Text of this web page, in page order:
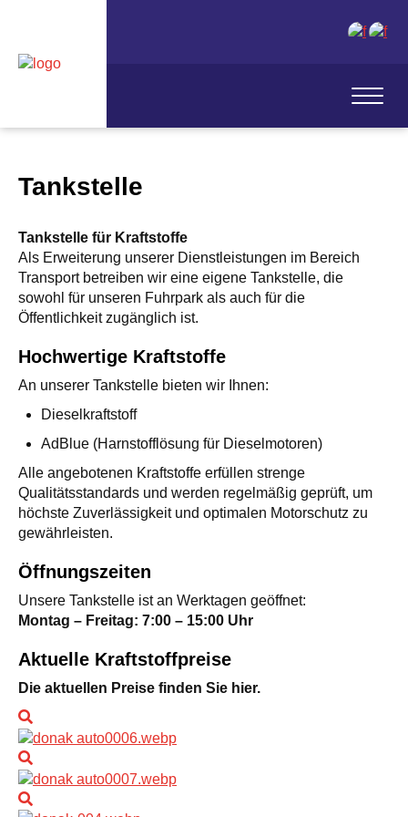
Tankstelle
Tankstelle für Kraftstoffe
Als Erweiterung unserer Dienstleistungen im Bereich
Transport betreiben wir eine eigene Tankstelle, die
sowohl für unseren Fuhrpark als auch für die
Öffentlichkeit zugänglich ist.
Hochwertige Kraftstoffe
An unserer Tankstelle bieten wir Ihnen:
Dieselkraftstoff
AdBlue (Harnstofflösung für Dieselmotoren)
Alle angebotenen Kraftstoffe erfüllen strenge
Qualitätsstandards und werden regelmäßig geprüft, um
höchste Zuverlässigkeit und optimalen Motorschutz zu
gewährleisten.
Öffnungszeiten
Unsere Tankstelle ist an Werktagen geöffnet:
Montag – Freitag: 7:00 – 15:00 Uhr
Aktuelle Kraftstoffpreise
Die aktuellen Preise finden Sie hier.